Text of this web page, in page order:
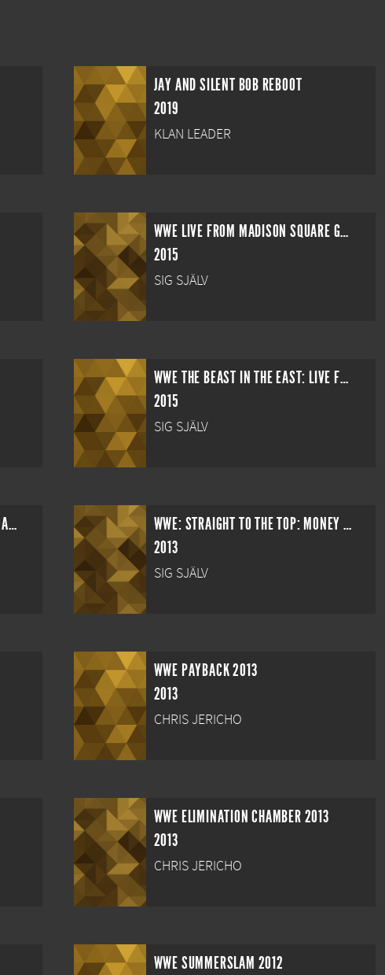
JAY AND SILENT BOB REBOOT
2019
KLAN LEADER
WWE LIVE FROM MADISON SQUARE GARDEN
2015
SIG SJÄLV
WWE THE BEAST IN THE EAST: LIVE FROM TOKYO
2015
SIG SJÄLV
WCW'S GREATEST PAY-PER-VIEW MATCHES VOLUME 1
WWE: STRAIGHT TO THE TOP: MONEY IN THE BANK ANTHOLOGY
2013
SIG SJÄLV
WWE PAYBACK 2013
2013
CHRIS JERICHO
WWE ELIMINATION CHAMBER 2013
2013
CHRIS JERICHO
WWE SUMMERSLAM 2012